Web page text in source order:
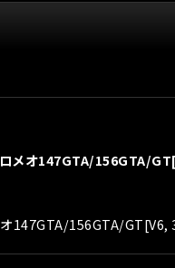
オ147GTA/156GTA/
147GTA/156GTA/